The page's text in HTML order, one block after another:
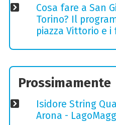
Cosa fare a San
Torino? Il
piazza Vittorio e
Prossimamente
Isidore String
Arona -